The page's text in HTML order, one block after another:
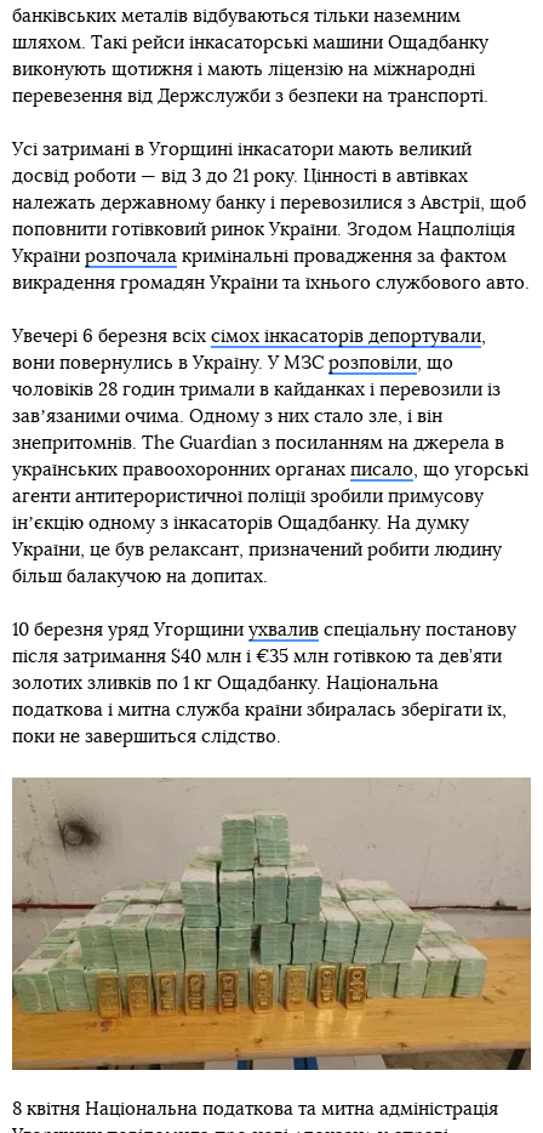
банківських металів відбуваються тільки наземним
шляхом. Такі рейси інкасаторські машини Ощадбанку
виконують щотижня і мають ліцензію на міжнародні
перевезення від Держслужби з безпеки на транспорті.
Усі затримані в Угорщині інкасатори мають великий
досвід роботи — від 3 до 21 року. Цінності в автівках
належать державному банку і перевозилися з Австрії, щоб
поповнити готівковий ринок України. Згодом Нацполіція
України розпочала кримінальні провадження за фактом
викрадення громадян України та їхнього службового авто.
Увечері 6 березня всіх сімох інкасаторів депортували,
вони повернулись в Україну. У МЗС розповіли, що
чоловіків 28 годин тримали в кайданках і перевозили із
завʼязаними очима. Одному з них стало зле, і він
знепритомнів. The Guardian з посиланням на джерела в
українських правоохоронних органах писало, що угорські
агенти антитерористичної поліції зробили примусову
інʼєкцію одному з інкасаторів Ощадбанку. На думку
України, це був релаксант, призначений робити людину
більш балакучою на допитах.
10 березня уряд Угорщини ухвалив спеціальну постанову
після затримання $40 млн і €35 млн готівкою та дев’яти
золотих зливків по 1 кг Ощадбанку. Національна
податкова і митна служба країни збиралась зберігати їх,
поки не завершиться слідство.
8 квітня Національна податкова та митна адміністрація